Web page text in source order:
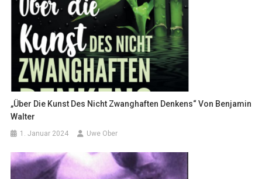
„Über Die Kunst Des Nicht Zwanghaften Denkens“ Von Benjamin
Walter
1. Januar 2024 Uwe Ober